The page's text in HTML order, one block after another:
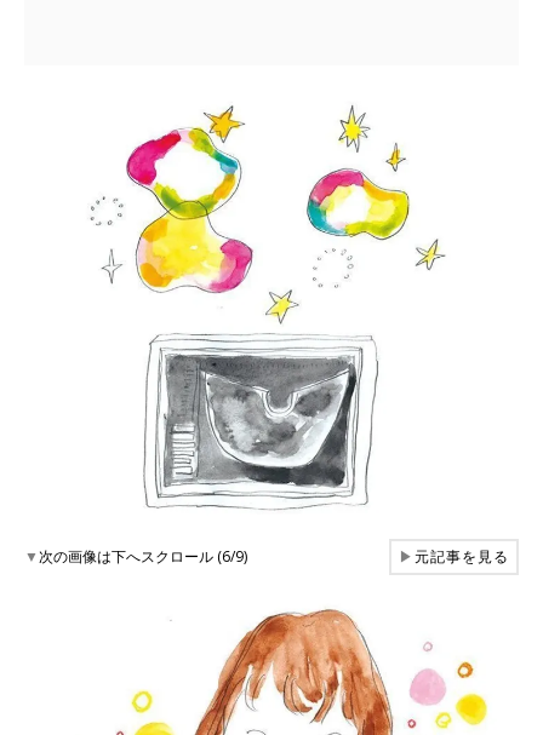
▼次の画像は下へスクロール (6/9) ▶元記事を見る